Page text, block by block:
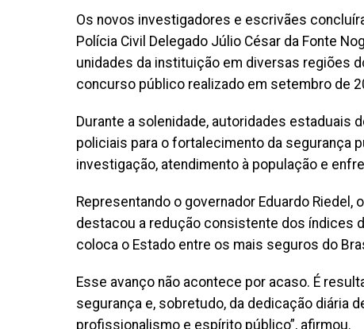
Os novos investigadores e escrivães
Polícia Civil Delegado Júlio César da Fonte
unidades da instituição em diversas regiões
concurso público realizado em setembro de
Durante a solenidade, autoridades estaduais
policiais para o fortalecimento da segurança
investigação, atendimento à população e
Representando o governador Eduardo
destacou a redução consistente dos índices
coloca o Estado entre os mais seguros do
Esse avanço não acontece por acaso. É
segurança e, sobretudo, da dedicação diária
profissionalismo e espírito público”, afirmou.